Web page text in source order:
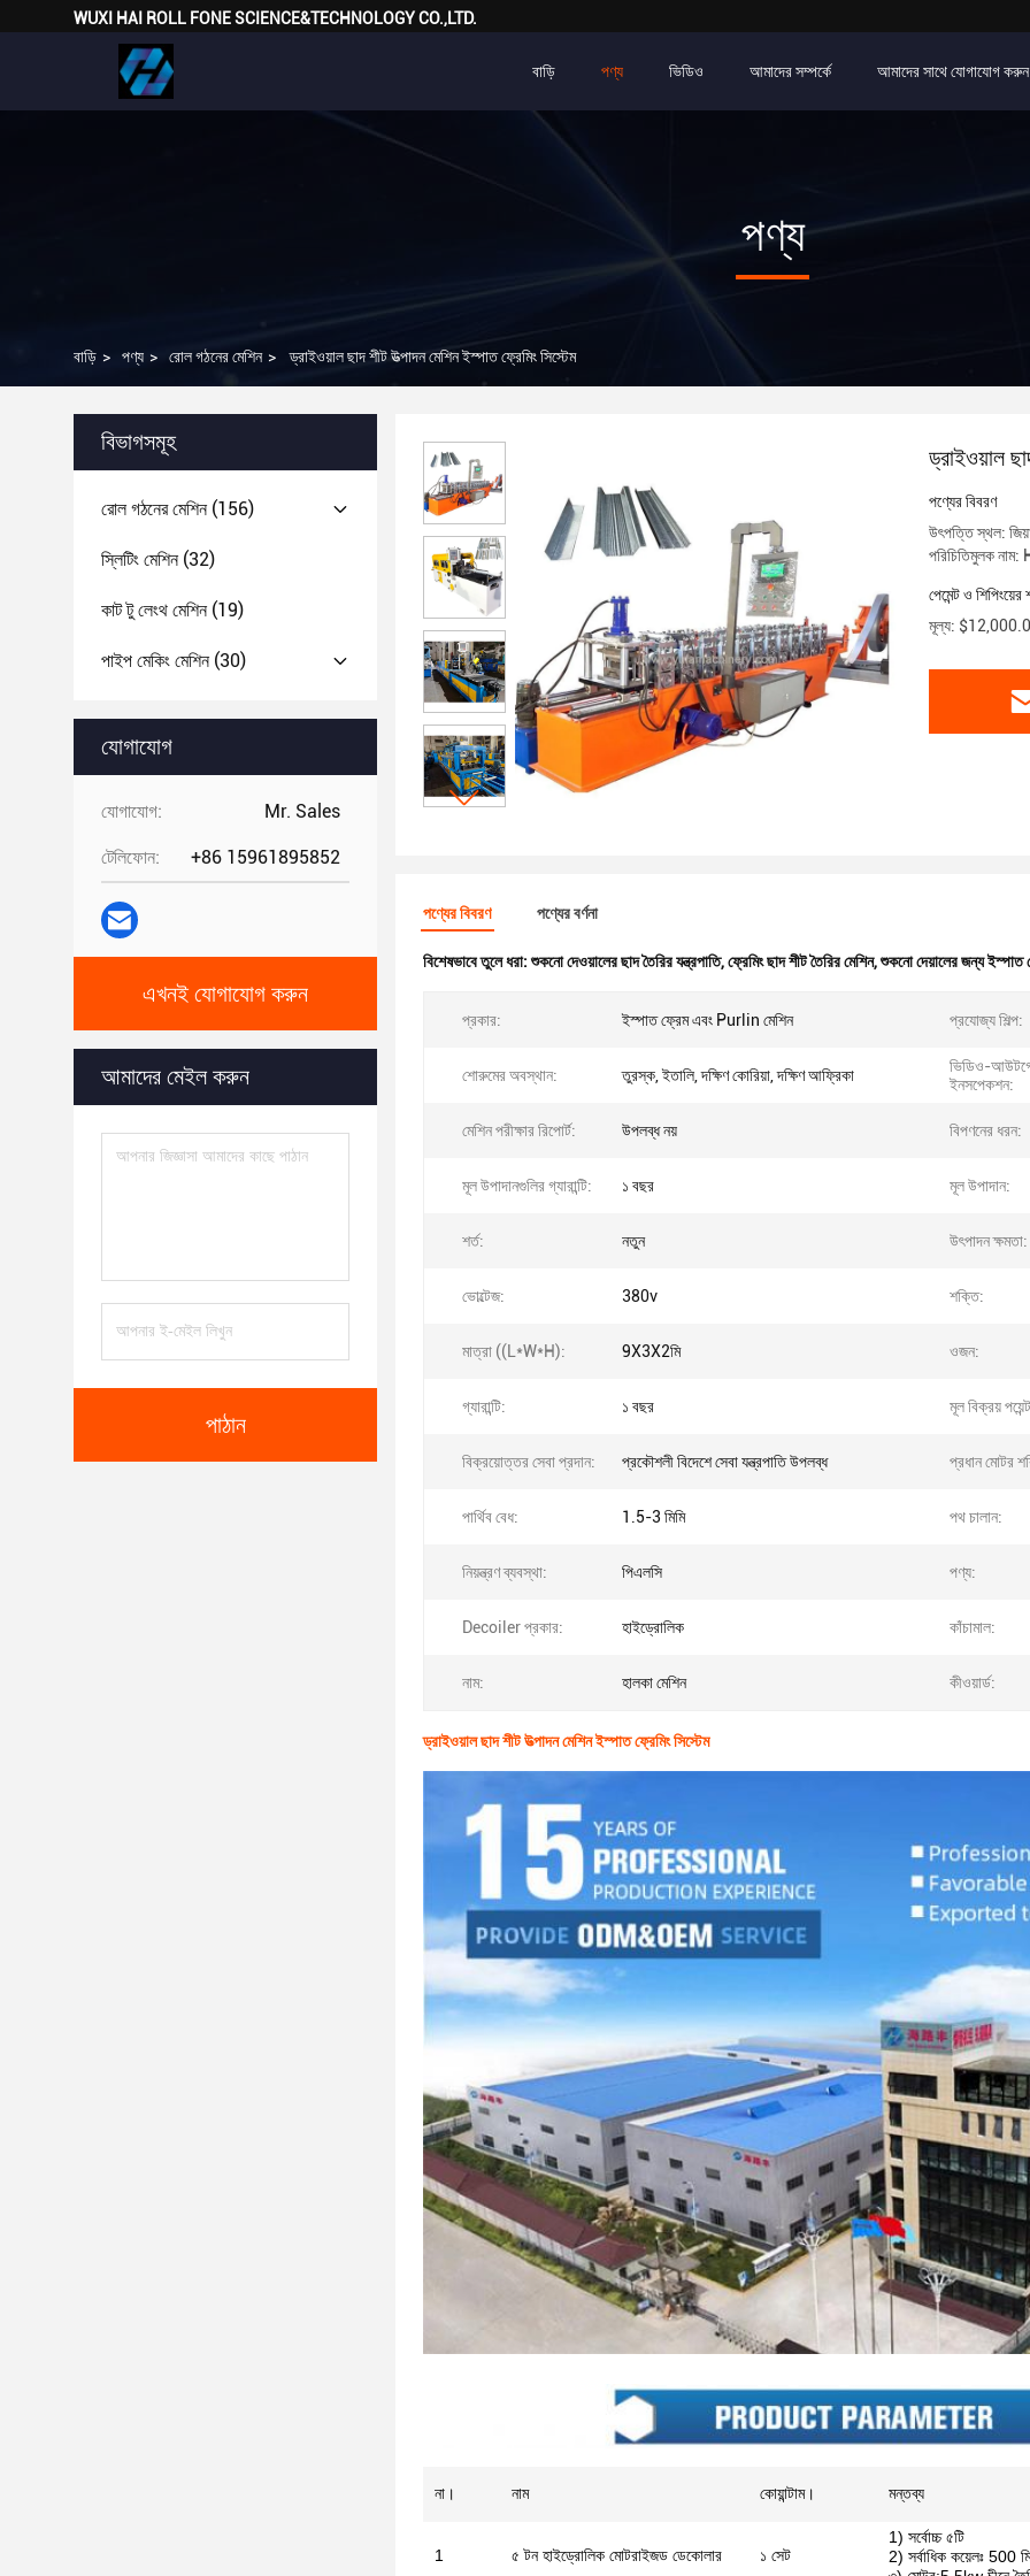
WUXI HAI ROLL FONE SCIENCE&TECHNOLOGY CO.,LTD.
বাড়ি পণ্য ভিডিও আমাদের সম্পর্কে আমাদের সাথে যোগাযোগ করুন
পণ্য
বাড়ি > পণ্য > রোল গঠনের মেশিন > ড্রাইওয়াল ছাদ শীট উত্পাদন মেশিন ইস্পাত ফ্রেমিং সিস্টেম
বিভাগসমূহ
রোল গঠনের মেশিন(156)
স্লিটিং মেশিন(32)
কাট টু লেংথ মেশিন(19)
পাইপ মেকিং মেশিন(30)
যোগাযোগ
যোগাযোগ: Mr. Sales
টেলিফোন: +86 15961895852
এখনই যোগাযোগ করুন
আমাদের মেইল করুন
পাঠান
ড্রাইওয়াল
পণ্যের বিবরণ
উৎপত্তি স্থল:
পরিচিতিমুলক নাম:
পেমেন্ট ও শিপিংয়ের
মূল্য:
পণ্যের বিবরণ পণ্যের বর্ণনা
বিশেষভাবে তুলে ধরা:শুকনো দেওয়ালের ছাদ তৈরির যন্ত্রপাতি,ফ্রেমিং ছাদ শীট তৈরির মেশিন,শুকনো দেয়ালের জন্য ইস্পাত
প্রকার: ইস্পাত ফ্রেম এবং Purlin মেশিন প্রযোজ্য শিল্প:
শোরুমের অবস্থান: তুরস্ক, ইতালি, দক্ষিণ কোরিয়া, দক্ষিণ আফ্রিকা
ভিডিও-
ইনসপেকশন:
মেশিন পরীক্ষার রিপোর্ট: উপলব্ধ নয় বিপণনের ধরন:
মূল উপাদানগুলির গ্যারান্টি: ১ বছর মূল উপাদান:
শর্ত: নতুন উৎপাদন ক্ষমতা:
ভোল্টেজ: 380v শক্তি:
মাত্রা ((L*W*H): 9X3X2মি ওজন:
গ্যারান্টি: ১ বছর মূল বিক্রয়
বিক্রয়োত্তর সেবা প্রদান: প্রকৌশলী বিদেশে সেবা যন্ত্রপাতি উপলব্ধ প্রধান মোটর
পার্থিব বেধ: 1.5-3 মিমি পথ চালান:
নিয়ন্ত্রণ ব্যবস্থা: পিএলসি পণ্য:
Decoiler প্রকার: হাইড্রোলিক কাঁচামাল:
নাম: হালকা মেশিন কীওয়ার্ড:
ড্রাইওয়াল ছাদ শীট উত্পাদন মেশিন ইস্পাত ফ্রেমিং সিস্টেম
না। নাম কোয়ান্টাম। মন্তব্য
1 ৫ টন হাইড্রোলিক মোটরাইজড ডেকোলার ১ সেট
1) সর্বোচ্চ ৫টি
2) সর্বাধিক কয়েলঃ 500